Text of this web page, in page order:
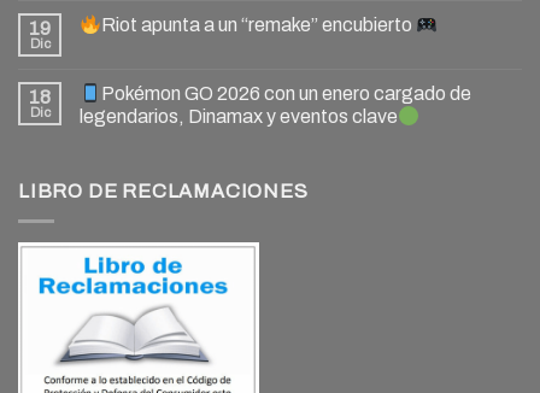
19
Dic
Riot apunta a un “remake” encubierto
18
Dic
Pokémon GO 2026 con un enero cargado de
legendarios, Dinamax y eventos clave
LIBRO DE RECLAMACIONES